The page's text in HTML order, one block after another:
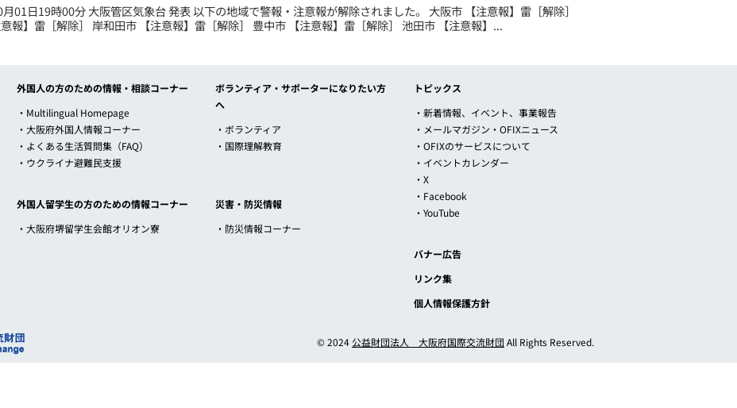
01日19時00分 大阪管区気象台 発表 以下の地域で警報・注意報が解除されました。 大阪市 【注意報】雷［解除］
報】雷［解除］ 岸和田市 【注意報】雷［解除］ 豊中市 【注意報】雷［解除］ 池田市 【注意報】...
外国人の方のための情報・相談コーナー
・Multilingual Homepage
・大阪府外国人情報コーナー
・よくある生活質問集（FAQ）
・ウクライナ避難民支援
外国人留学生の方のための情報コーナー
・大阪府堺留学生会館オリオン寮
ボランティア・サポーターになりたい方
へ
・ボランティア
・国際理解教育
災害・防災情報
・防災情報コーナー
トピックス
・新着情報、イベント、事業報告
・メールマガジン・OFIXニュース
・OFIXのサービスについて
・イベントカレンダー
・X
・Facebook
・YouTube
バナー広告
リンク集
個人情報保護方針
© 2024公益財団法人 大阪府国際交流財団 All Rights Reserved.